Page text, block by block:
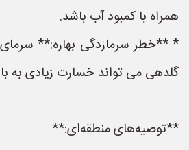
همراه با کمبود آب باشد.
* **خطر سرمازدگی بهاره:** سرمای
گلدهی می تواند خسارت زیادی به
**توصیه‌های منطقه‌ای:**